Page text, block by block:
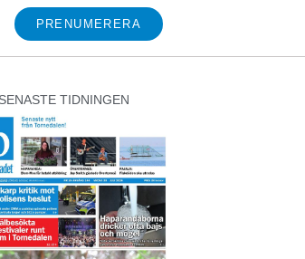
PRENUMERERA
SENASTE TIDNINGEN